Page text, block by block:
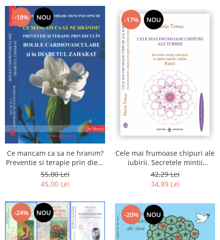
-18% NOU
Ce mancam ca sa ne hranim?
Preventie si terapie prin dieta
in bolile cardiovasculare si in
diabetul zaharat
55,00 Lei
45,00 Lei
-17% NOU
Cele mai frumoase chipuri ale
iubirii. Secretele mintii
omenesti in opera marelui
initiat, Rumi
42,29 Lei
34,89 Lei
-24% NOU -20% NOU